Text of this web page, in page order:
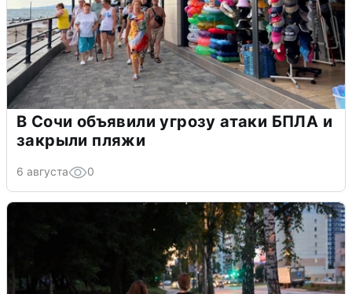
В Сочи объявили угрозу атаки БПЛА и
закрыли пляжи
6 августа 0